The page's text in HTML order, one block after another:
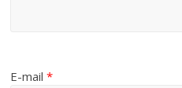
E-mail*